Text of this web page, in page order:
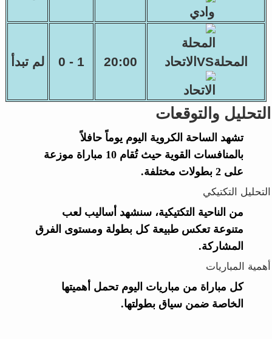
المحلةVSالاتحاد 20:00
1 - 0 لم تبدأ
التحليل والتوقعات
تشهد الساحة الكروية اليوم يوماً حافلاً
بالمنافسات القوية حيث تُقام 10 مباراة موزعة
على 2 بطولات مختلفة.
التحليل التكتيكي
من الناحية التكتيكية، سنشهد أساليب لعب
متنوعة تعكس طبيعة كل بطولة ومستوى الفرق
المشاركة.
أهمية المباريات
كل مباراة من مباريات اليوم تحمل أهميتها
الخاصة ضمن سياق بطولتها.